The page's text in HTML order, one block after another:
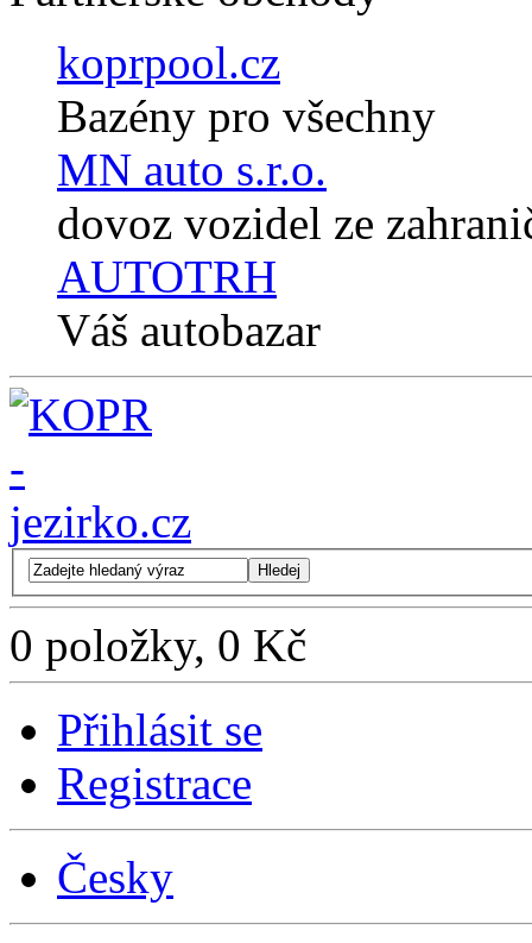
koprpool.cz
Bazény pro všechny
MN auto s.r.o.
dovoz vozidel ze
AUTOTRH
Váš autobazar
Hledej
0 položky, 0 Kč
Přihlásit se
Registrace
Česky